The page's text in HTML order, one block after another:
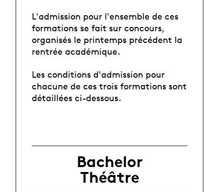
L'admission pour l'ensemble de ces
formations se fait sur concours,
organisés le printemps précédent la
rentrée académique.
Les conditions d'admission pour
chacune de ces trois formations sont
détaillées ci-dessous.
Bachelor
Théâtre